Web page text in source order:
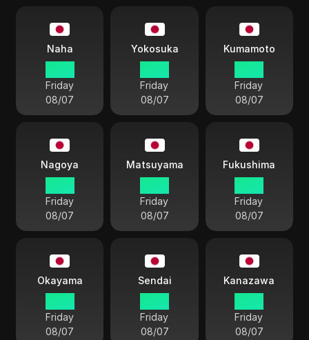
Naha
Friday
08/07
Yokosuka
Friday
08/07
Kumamoto
Friday
08/07
Nagoya
Friday
08/07
Matsuyama
Friday
08/07
Fukushima
Friday
08/07
Okayama
Friday
08/07
Sendai
Friday
08/07
Kanazawa
Friday
08/07